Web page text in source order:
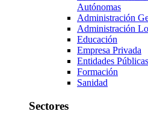
Autónomas
Administración
Administración
Educación
Empresa Privada
Entidades
Formación
Sanidad
Sectores